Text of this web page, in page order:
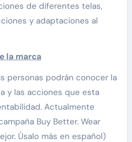
de diferentes telas,
y adaptaciones al
la marca
personas podrán conocer la
y las acciones que esta
Actualmente
Buy Better. Wear
Úsalo más en español)